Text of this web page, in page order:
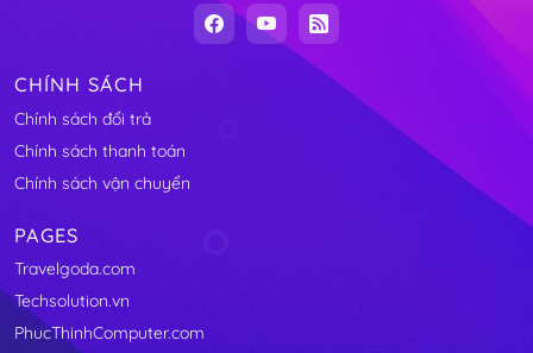
CHÍNH SÁCH
Chính sách đổi trả
Chính sách thanh toán
Chính sách vận chuyển
PAGES
Travelgoda.com
Techsolution.vn
PhucThinhComputer.com